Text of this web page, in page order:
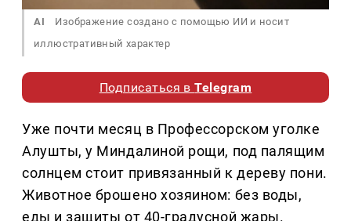
AI
Изображение создано с помощью ИИ и носит
иллюстративный характер
Подписаться вTelegram
Уже почти месяц в Профессорском уголке
Алушты, у Миндалиной рощи, под палящим
солнцем стоит привязанный к дереву пони.
Животное брошено хозяином: без воды,
еды и защиты от 40-градусной жары.